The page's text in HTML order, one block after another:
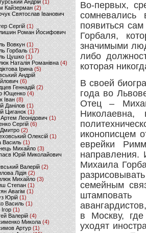
Андрій (1)
Кайзерман (2)
Святослав Іванович
Сергій (1)
Роман Йосифович
Вовкун (1)
Горбаль (17)
Цушко (1)
Наталія Романівна (4)
Ірина(5)
Андрій
(6)
Геннадій (2)
Ющенко (4)
Іван (8)
Данілов (1)
Циганок (1)
Артем Леонідович(1)
Сергій (6)
(2)
Олексій(1)
Василь (1)
Михайло (3)
Юрій Миколайович
Валерій(2)
Лідія (2)
Михайло (3)
Степан (1)
Авагім (1)
Юрій (1)
Василь (1)
(1)
Валерій (4)
Микола (4)
Артур (1)
Во-первых,
появиться
Горбаля,
значимыми
либо
которая
В своей
года во
Отец –
иконописцем
еврейки
направления.
Михаила
семейным
в Москву, где
уходят